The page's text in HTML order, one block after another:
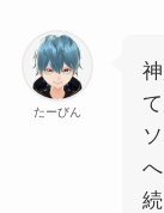
たーびん
へ